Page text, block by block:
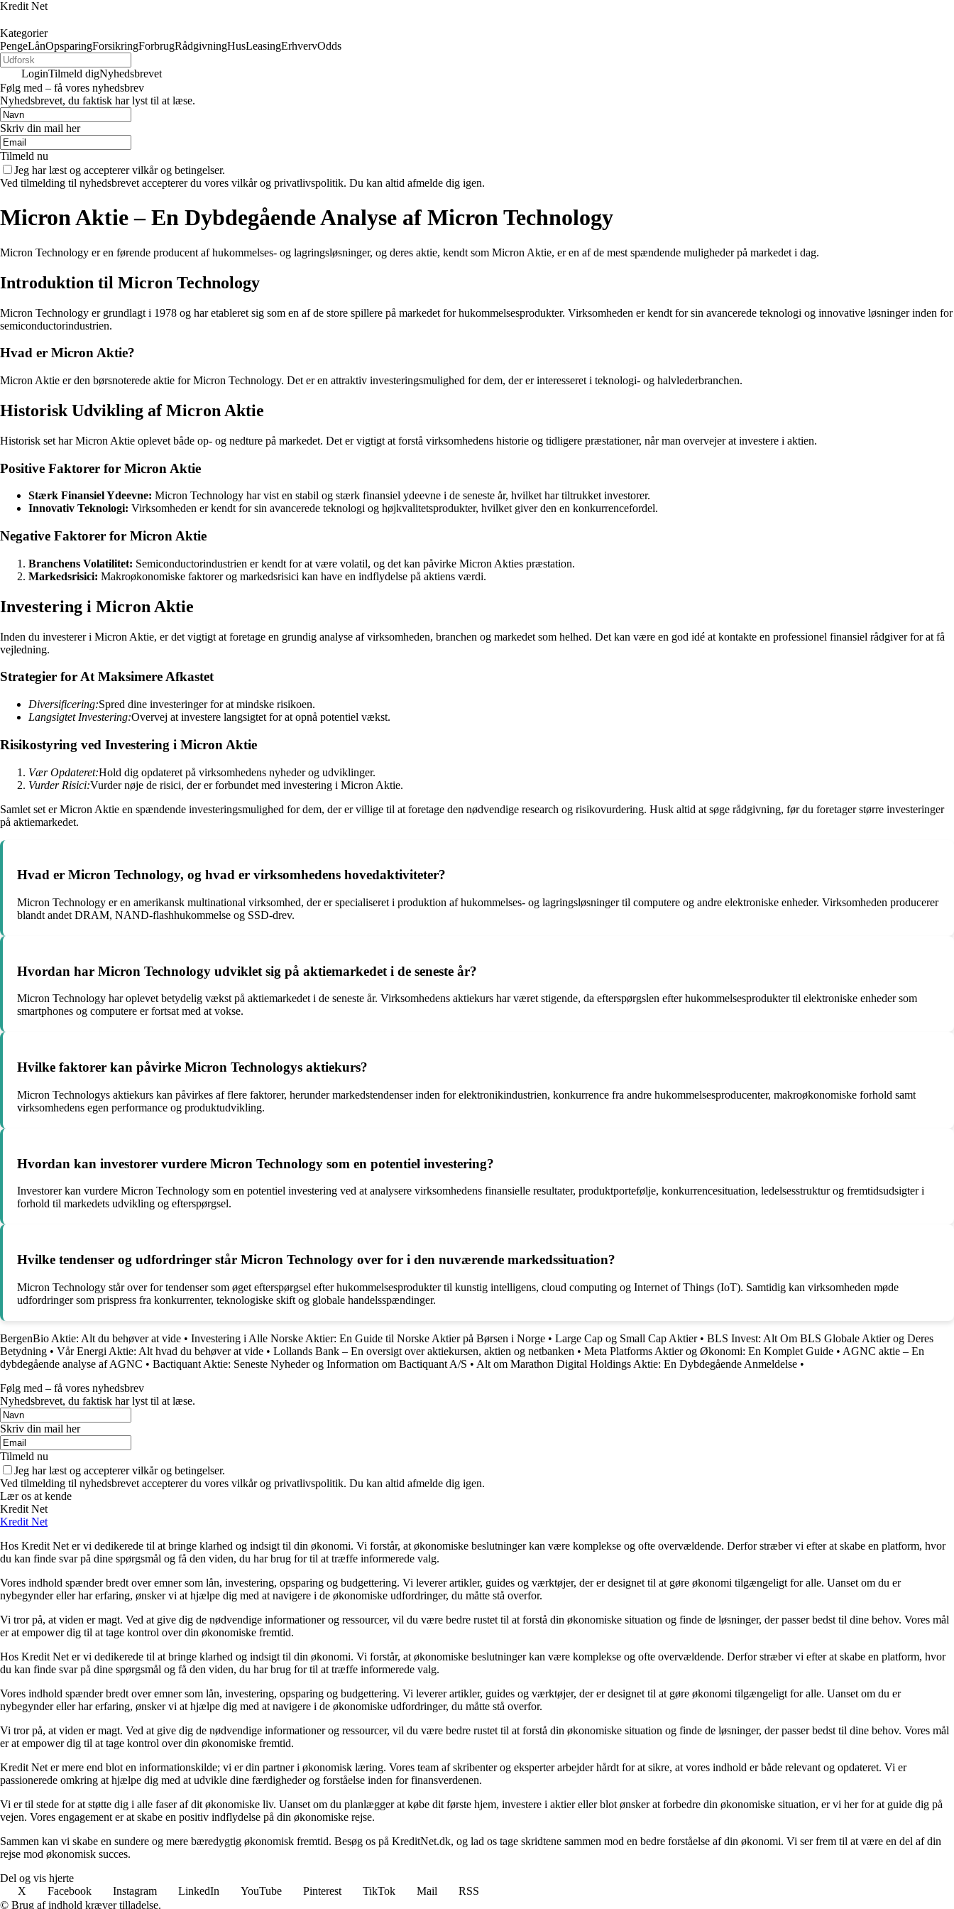
Kredit Net
Kategorier
PengeLånOpsparingForsikringForbrugRådgivningHusLeasingErhvervOdds
LoginTilmeld digNyhedsbrevet
Følg med – få vores nyhedsbrev
Nyhedsbrevet, du faktisk har lyst til at læse.
Skriv din mail her
Tilmeld nu
Jeg har læst og accepterer vilkår og betingelser.
Ved tilmelding til nyhedsbrevet accepterer du vores vilkår og privatlivspolitik. Du kan altid afmelde dig igen.
Micron Aktie – En Dybdegående Analyse af Micron Technology
Micron Technology er en førende producent af hukommelses- og lagringsløsninger, og deres aktie, kendt som Micron Aktie, er en af de mest spændende muligheder på markedet i dag.
Introduktion til Micron Technology
Micron Technology er grundlagt i 1978 og har etableret sig som en af de store spillere på markedet for hukommelsesprodukter. Virksomheden er kendt for sin avancerede teknologi og innovative løsninger inden for
semiconductorindustrien.
Hvad er Micron Aktie?
Micron Aktie er den børsnoterede aktie for Micron Technology. Det er en attraktiv investeringsmulighed for dem, der er interesseret i teknologi- og halvlederbranchen.
Historisk Udvikling af Micron Aktie
Historisk set har Micron Aktie oplevet både op- og nedture på markedet. Det er vigtigt at forstå virksomhedens historie og tidligere præstationer, når man overvejer at investere i aktien.
Positive Faktorer for Micron Aktie
Stærk Finansiel Ydeevne: Micron Technology har vist en stabil og stærk finansiel ydeevne i de seneste år, hvilket har tiltrukket investorer.
Innovativ Teknologi: Virksomheden er kendt for sin avancerede teknologi og højkvalitetsprodukter, hvilket giver den en konkurrencefordel.
Negative Faktorer for Micron Aktie
Branchens Volatilitet: Semiconductorindustrien er kendt for at være volatil, og det kan påvirke Micron Akties præstation.
Markedsrisici: Makroøkonomiske faktorer og markedsrisici kan have en indflydelse på aktiens værdi.
Investering i Micron Aktie
Inden du investerer i Micron Aktie, er det vigtigt at foretage en grundig analyse af virksomheden, branchen og markedet som helhed. Det kan være en god idé at kontakte en professionel finansiel rådgiver for at få
vejledning.
Strategier for At Maksimere Afkastet
Diversificering:Spred dine investeringer for at mindske risikoen.
Langsigtet Investering:Overvej at investere langsigtet for at opnå potentiel vækst.
Risikostyring ved Investering i Micron Aktie
Vær Opdateret:Hold dig opdateret på virksomhedens nyheder og udviklinger.
Vurder Risici:Vurder nøje de risici, der er forbundet med investering i Micron Aktie.
Samlet set er Micron Aktie en spændende investeringsmulighed for dem, der er villige til at foretage den nødvendige research og risikovurdering. Husk altid at søge rådgivning, før du foretager større investeringer
på aktiemarkedet.
Hvad er Micron Technology, og hvad er virksomhedens hovedaktiviteter?
Micron Technology er en amerikansk multinational virksomhed, der er specialiseret i produktion af hukommelses- og lagringsløsninger til computere og andre elektroniske enheder. Virksomheden producerer
blandt andet DRAM, NAND-flashhukommelse og SSD-drev.
Hvordan har Micron Technology udviklet sig på aktiemarkedet i de seneste år?
Micron Technology har oplevet betydelig vækst på aktiemarkedet i de seneste år. Virksomhedens aktiekurs har været stigende, da efterspørgslen efter hukommelsesprodukter til elektroniske enheder som
smartphones og computere er fortsat med at vokse.
Hvilke faktorer kan påvirke Micron Technologys aktiekurs?
Micron Technologys aktiekurs kan påvirkes af flere faktorer, herunder markedstendenser inden for elektronikindustrien, konkurrence fra andre hukommelsesproducenter, makroøkonomiske forhold samt
virksomhedens egen performance og produktudvikling.
Hvordan kan investorer vurdere Micron Technology som en potentiel investering?
Investorer kan vurdere Micron Technology som en potentiel investering ved at analysere virksomhedens finansielle resultater, produktportefølje, konkurrencesituation, ledelsesstruktur og fremtidsudsigter i
forhold til markedets udvikling og efterspørgsel.
Hvilke tendenser og udfordringer står Micron Technology over for i den nuværende markedssituation?
Micron Technology står over for tendenser som øget efterspørgsel efter hukommelsesprodukter til kunstig intelligens, cloud computing og Internet of Things (IoT). Samtidig kan virksomheden møde
udfordringer som prispress fra konkurrenter, teknologiske skift og globale handelsspændinger.
BergenBio Aktie: Alt du behøver at vide • Investering i Alle Norske Aktier: En Guide til Norske Aktier på Børsen i Norge • Large Cap og Small Cap Aktier• BLS Invest: Alt Om BLS Globale Aktier og Deres
Betydning • Vår Energi Aktie: Alt hvad du behøver at vide • Lollands Bank – En oversigt over aktiekursen, aktien og netbanken • Meta Platforms Aktier og Økonomi: En Komplet Guide • AGNC aktie – En
dybdegående analyse af AGNC • Bactiquant Aktie: Seneste Nyheder og Information om Bactiquant A/S • Alt om Marathon Digital Holdings Aktie: En Dybdegående Anmeldelse •
Følg med – få vores nyhedsbrev
Nyhedsbrevet, du faktisk har lyst til at læse.
Skriv din mail her
Tilmeld nu
Jeg har læst og accepterer vilkår og betingelser.
Ved tilmelding til nyhedsbrevet accepterer du vores vilkår og privatlivspolitik. Du kan altid afmelde dig igen.
Lær os at kende
Kredit Net
Kredit Net
Hos Kredit Net er vi dedikerede til at bringe klarhed og indsigt til din økonomi. Vi forstår, at økonomiske beslutninger kan være komplekse og ofte overvældende. Derfor stræber vi efter at skabe en platform, hvor
du kan finde svar på dine spørgsmål og få den viden, du har brug for til at træffe informerede valg.
Vores indhold spænder bredt over emner som lån, investering, opsparing og budgettering. Vi leverer artikler, guides og værktøjer, der er designet til at gøre økonomi tilgængeligt for alle. Uanset om du er
nybegynder eller har erfaring, ønsker vi at hjælpe dig med at navigere i de økonomiske udfordringer, du måtte stå overfor.
Vi tror på, at viden er magt. Ved at give dig de nødvendige informationer og ressourcer, vil du være bedre rustet til at forstå din økonomiske situation og finde de løsninger, der passer bedst til dine behov. Vores mål
er at empower dig til at tage kontrol over din økonomiske fremtid.
Hos Kredit Net er vi dedikerede til at bringe klarhed og indsigt til din økonomi. Vi forstår, at økonomiske beslutninger kan være komplekse og ofte overvældende. Derfor stræber vi efter at skabe en platform, hvor
du kan finde svar på dine spørgsmål og få den viden, du har brug for til at træffe informerede valg.
Vores indhold spænder bredt over emner som lån, investering, opsparing og budgettering. Vi leverer artikler, guides og værktøjer, der er designet til at gøre økonomi tilgængeligt for alle. Uanset om du er
nybegynder eller har erfaring, ønsker vi at hjælpe dig med at navigere i de økonomiske udfordringer, du måtte stå overfor.
Vi tror på, at viden er magt. Ved at give dig de nødvendige informationer og ressourcer, vil du være bedre rustet til at forstå din økonomiske situation og finde de løsninger, der passer bedst til dine behov. Vores mål
er at empower dig til at tage kontrol over din økonomiske fremtid.
Kredit Net er mere end blot en informationskilde; vi er din partner i økonomisk læring. Vores team af skribenter og eksperter arbejder hårdt for at sikre, at vores indhold er både relevant og opdateret. Vi er
passionerede omkring at hjælpe dig med at udvikle dine færdigheder og forståelse inden for finansverdenen.
Vi er til stede for at støtte dig i alle faser af dit økonomiske liv. Uanset om du planlægger at købe dit første hjem, investere i aktier eller blot ønsker at forbedre din økonomiske situation, er vi her for at guide dig på
vejen. Vores engagement er at skabe en positiv indflydelse på din økonomiske rejse.
Sammen kan vi skabe en sundere og mere bæredygtig økonomisk fremtid. Besøg os på KreditNet.dk, og lad os tage skridtene sammen mod en bedre forståelse af din økonomi. Vi ser frem til at være en del af din
rejse mod økonomisk succes.
Del og vis hjerte
X
Facebook Instagram LinkedIn YouTube Pinterest TikTok Mail
RSS
© Brug af indhold kræver tilladelse.